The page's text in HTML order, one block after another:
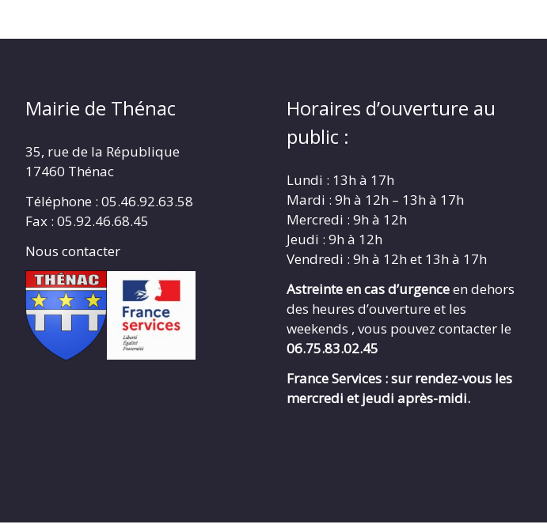
Mairie de Thénac
35, rue de la République
17460 Thénac
Téléphone : 05.46.92.63.58
Fax : 05.92.46.68.45
Nous contacter
Horaires d’ouverture au
public :
Lundi : 13h à 17h
Mardi : 9h à 12h – 13h à 17h
Mercredi : 9h à 12h
Jeudi : 9h à 12h
Vendredi : 9h à 12h et 13h à 17h
Astreinte en cas d’urgenceen dehors
des heures d’ouverture et les
weekends , vous pouvez contacter le
06.75.83.02.45
France Services : sur rendez-vous les
mercredi et jeudi après-midi.